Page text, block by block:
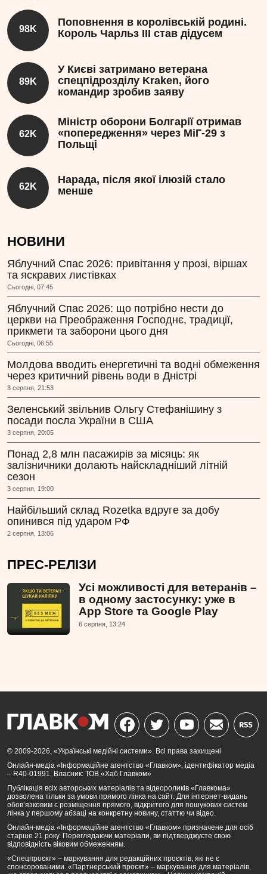
98K
Поповнення в королівській родині.
Король Чарльз III став дідусем
89K
У Києві затримано ветерана
спецпідрозділу Kraken, його
командир зробив заяву
62K
Міністр оборони Болгарії отримав
«попередження» через МіГ-29 з
Польщі
62K
Нарада, після якої ілюзій стало
менше
НОВИНИ
Яблучний Спас 2026: привітання у прозі, віршах
та яскравих листівках
Сьогодні, 07:45
Яблучний Спас 2026: що потрібно нести до
церкви на Преображення Господнє, традиції,
прикмети та заборони цього дня
Сьогодні, 06:55
Молдова вводить енергетичні та водні обмеження
через критичний рівень води в Дністрі
3 серпня, 21:53
Зеленський звільнив Ольгу Стефанішину з
посади посла України в США
3 серпня, 20:05
Понад 2,8 млн пасажирів за місяць: як
залізничники долають найскладніший літній
сезон
3 серпня, 19:00
Найбільший склад Rozetka вдруге за добу
опинився під ударом РФ
2 серпня, 13:06
ПРЕС-РЕЛІЗИ
Усі можливості для ветеранів –
в одному застосунку: уже в
App Store та Google Play
6 серпня, 13:24
© 2009-2026, «Українські медійні системи». Всі права захищені
Онлайн-медіа «Інформаційне агентство «Главком», ідентифікатор медіа
– R40-01991. Власник: ТОВ «Хаб Главком»
Публікація всіх авторських матеріалів та відеороликів «Главкома»
дозволена тільки за умови прямого лінка на сайт. Для інтернет-видань
обов’язковим є розміщення прямого, відкритого для пошукових систем
лінка у першому абзаці на конкретну новину, статтю чи відео.
Онлайн-медіа «Інформаційне агентство «Главком» призначене для осіб
старше 21 року. Переглядаючи матеріали, ви підтверджуєте свою
відповідність віковим обмеженням.
«Спецпроєкт» – маркування для редакційних проєктів, які не є
спонсорованими. «Партнерський проєкт» – маркування для матеріалів,